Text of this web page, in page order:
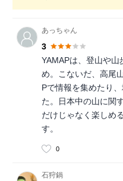
あっちゃん
3
YAMAPは、登山や
め。こないだ、高尾
Pで情報を集めたり
た。日本中の山に関
だけじゃなく楽しめ
す。
0
石狩鍋